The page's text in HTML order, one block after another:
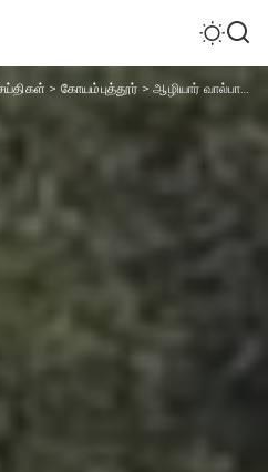
> கோயம்புத்தூர் >ஆழியார் வால்பாறை சாலையில் ஒய்யாரமாக நடந்து வந்த சில்லி கொம்பன் ஒற்றை காட்டு யானை – தீவிர கண்காணிப்பில் வனத்துறையினர்